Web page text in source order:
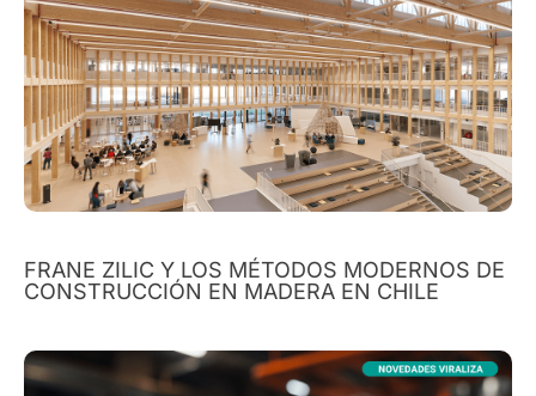
FRANE ZILIC Y LOS MÉTODOS MODERNOS DE
CONSTRUCCIÓN EN MADERA EN CHILE